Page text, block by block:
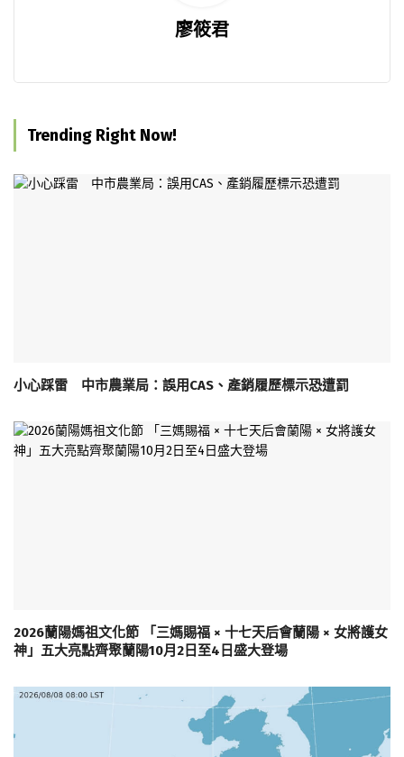
廖筱君
Trending Right Now!
小心踩雷 中市農業局：誤用CAS、產銷履歷標示恐遭罰
2026蘭陽媽祖文化節 「三媽賜福 × 十七天后會蘭陽 × 女將護女
神」五大亮點齊聚蘭陽10月2日至4日盛大登場